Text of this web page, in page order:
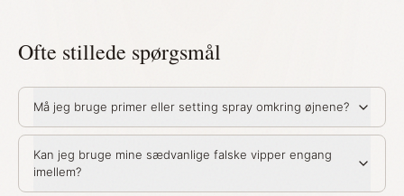
Ofte stillede spørgsmål
Må jeg bruge primer eller setting spray omkring øjnene?
Kan jeg bruge mine sædvanlige falske vipper engang
imellem?